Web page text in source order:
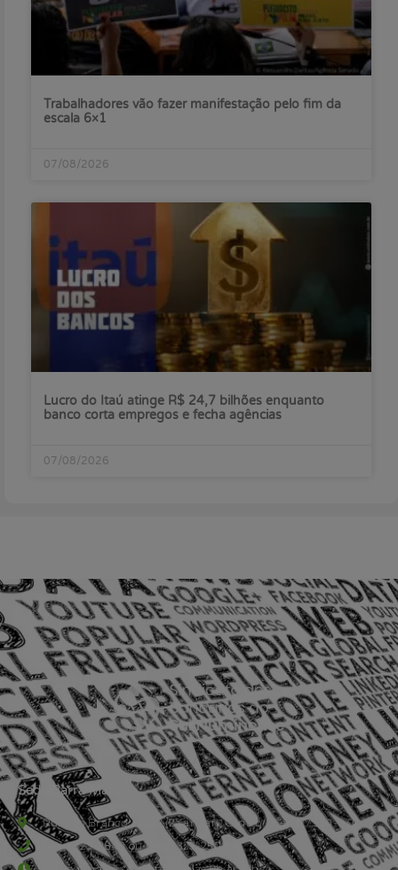
Trabalhadores vão fazer manifestação pelo fim da
escala 6×1
07/08/2026
Lucro do Itaú atinge R$ 24,7 bilhões enquanto
banco corta empregos e fecha agências
07/08/2026
Sede Barra Mansa
Rua Rio Branco, nº107 (2º andar), Centro - Cep: 27.330-030
(24) 3323-2848 ou (24) 3323-2500